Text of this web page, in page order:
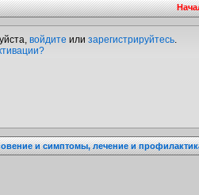
войдите или зарегистрируйтесь.
и симптомы, лечение и